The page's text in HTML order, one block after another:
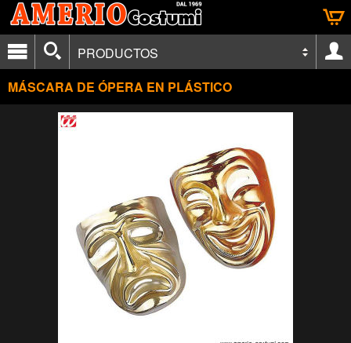
PRODUCTOS
MÁSCARA DE ÓPERA EN PLÁSTICO